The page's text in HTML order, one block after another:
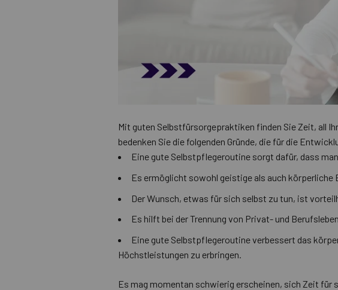
Mit guten Selbstfürsorgepraktiken finden Sie Zeit, all
bedenken Sie die folgenden Gründe, die für die
Eine gute Selbstpflegeroutine sorgt dafür, dass
Es ermöglicht sowohl geistige als auch körperliche
Der Wunsch, etwas für sich selbst zu tun, ist
Es hilft bei der Trennung von Privat- und
Eine gute Selbstpflegeroutine verbessert das
Höchstleistungen zu erbringen.
Es mag momentan schwierig erscheinen, sich Zeit für